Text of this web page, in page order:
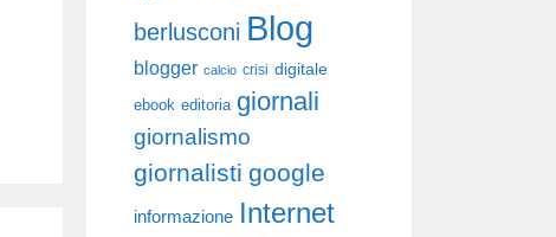
berlusconi Blog
blogger calcio crisi digitale
ebook editoria giornali
giornalismo
giornalisti google
informazione Internet